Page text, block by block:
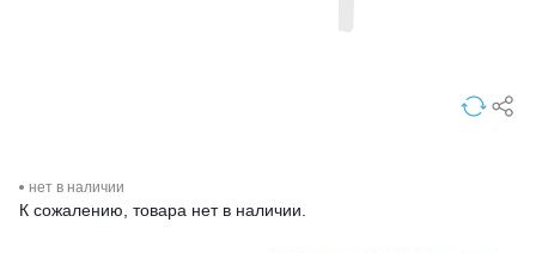
нет в наличии
К сожалению, товара нет в наличии.